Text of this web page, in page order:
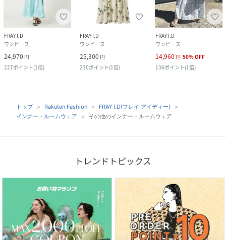
FRAY I.D
ワンピース
24,970 円
227ポイント(1倍)
FRAY I.D
ワンピース
25,300 円
230ポイント(1倍)
FRAY I.D
ワンピース
14,960 円 50%OFF
136ポイント(1倍)
トップ Rakuten Fashion
FRAY I.D(フレイ アイディー)
インナー・ルームウェア
その他のインナー・ルームウェア
トレンドトピックス